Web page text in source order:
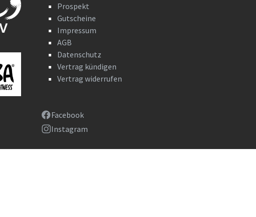
Prospekt
Gutscheine
Impressum
AGB
Datenschutz
Vertrag kündigen
Vertrag widerrufen
Facebook
Instagram